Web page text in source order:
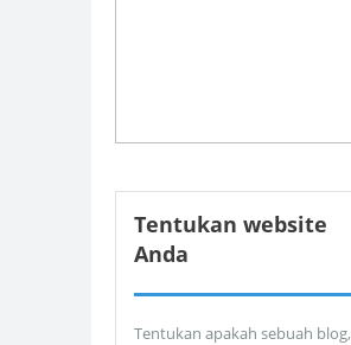
Tentukan website
Anda
Tentukan apakah sebuah blog,